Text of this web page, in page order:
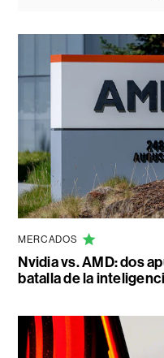
MERCADOS
Nvidia vs. AMD: dos
batalla de la